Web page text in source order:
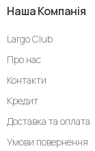
Наша Компанія
Largo Club
Про нас
Контакти
Кредит
Доставка та оплата
Умови повернення